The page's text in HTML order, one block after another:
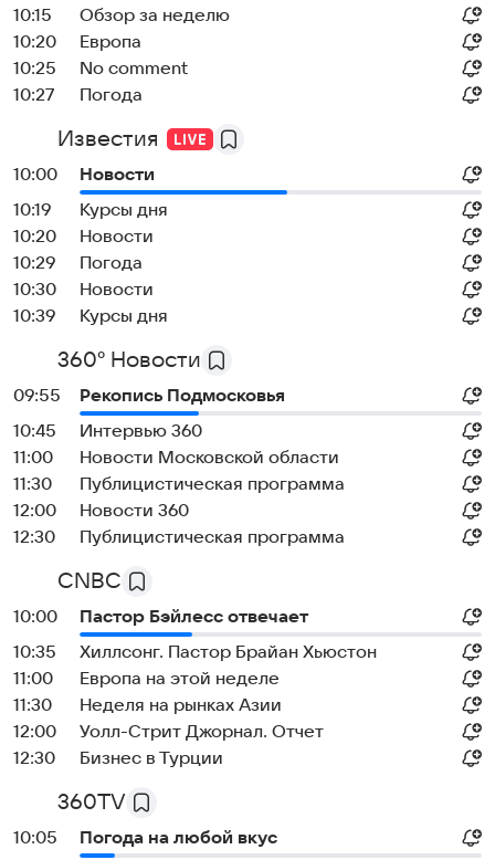
10:15
Обзор за неделю
10:20
Европа
10:25
No comment
10:27
Погода
Известия
10:00
Новости
10:19
Курсы дня
10:20
Новости
10:29
Погода
10:30
Новости
10:39
Курсы дня
360° Новости
09:55
Рекопись Подмосковья
10:45
Интервью 360
11:00
Новости Московской области
11:30
Публицистическая программа
12:00
Новости 360
12:30
Публицистическая программа
CNBC
10:00
Пастор Бэйлесс отвечает
10:35
Хиллсонг. Пастор Брайан Хьюстон
11:00
Европа на этой неделе
11:30
Неделя на рынках Азии
12:00
Уолл-Стрит Джорнал. Отчет
12:30
Бизнес в Турции
360TV
10:05
Погода на любой вкус